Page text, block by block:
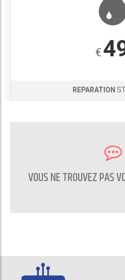
€
REPARATION
VOUS NE TROUVEZ PAS